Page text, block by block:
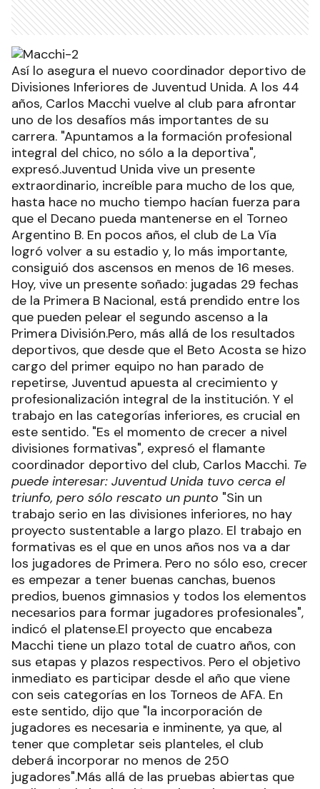
Así lo asegura el nuevo coordinador deportivo de
Divisiones Inferiores de Juventud Unida. A los 44
años, Carlos Macchi vuelve al club para afrontar
uno de los desafíos más importantes de su
carrera. "Apuntamos a la formación profesional
integral del chico, no sólo a la deportiva",
expresó.Juventud Unida vive un presente
extraordinario, increíble para mucho de los que,
hasta hace no mucho tiempo hacían fuerza para
que el Decano pueda mantenerse en el Torneo
Argentino B. En pocos años, el club de La Vía
logró volver a su estadio y, lo más importante,
consiguió dos ascensos en menos de 16 meses.
Hoy, vive un presente soñado: jugadas 29 fechas
de la Primera B Nacional, está prendido entre los
que pueden pelear el segundo ascenso a la
Primera División.Pero, más allá de los resultados
deportivos, que desde que el Beto Acosta se hizo
cargo del primer equipo no han parado de
repetirse, Juventud apuesta al crecimiento y
profesionalización integral de la institución. Y el
trabajo en las categorías inferiores, es crucial en
este sentido. "Es el momento de crecer a nivel
divisiones formativas", expresó el flamante
coordinador deportivo del club, Carlos Macchi. Te
puede interesar: Juventud Unida tuvo cerca el
triunfo, pero sólo rescato un punto "Sin un
trabajo serio en las divisiones inferiores, no hay
proyecto sustentable a largo plazo. El trabajo en
formativas es el que en unos años nos va a dar
los jugadores de Primera. Pero no sólo eso, crecer
es empezar a tener buenas canchas, buenos
predios, buenos gimnasios y todos los elementos
necesarios para formar jugadores profesionales",
indicó el platense.El proyecto que encabeza
Macchi tiene un plazo total de cuatro años, con
sus etapas y plazos respectivos. Pero el objetivo
inmediato es participar desde el año que viene
con seis categorías en los Torneos de AFA. En
este sentido, dijo que "la incorporación de
jugadores es necesaria e inminente, ya que, al
tener que completar seis planteles, el club
deberá incorporar no menos de 250
jugadores".Más allá de las pruebas abiertas que